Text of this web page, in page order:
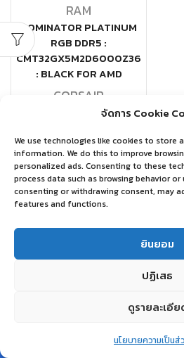
จัดการ Cookie
We use technologies like cookies to store
information. We do this to improve
personalized ads. Consenting to these
process data such as browsing behavior
consenting or withdrawing consent, may
features and functions.
ยินยอม
ปฏิเสธ
ดูรายละเอีย
นโยบายความเป็นส่
RAM
DOMINATOR PLATINUM
RGB DDR5 :
CMT32GX5M2D6000Z36
: BLACK FOR AMD
CORSAIR
12,400.00
อ่านเพิ่ม
Wishlist